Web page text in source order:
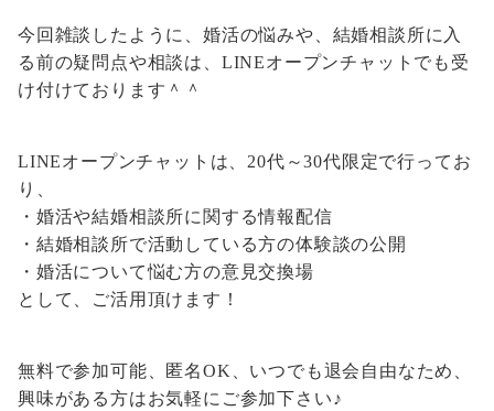
今回雑談したように、婚活の悩みや、結婚相談所に入
る前の疑問点や相談は、LINEオープンチャットでも受
け付けております＾＾
LINEオープンチャットは、 20代～30代限定で行ってお
り、
・婚活や結婚相談所に関する情報配信
・結婚相談所で活動している方の体験談の公開
・婚活について悩む方の意見交換場
として、ご活用頂けます！
無料で参加可能、匿名OK、いつでも退会自由なため、
興味がある方はお気軽にご参加下さい♪